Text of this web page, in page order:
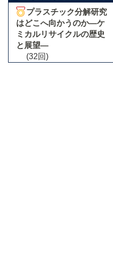
プラスチック分解研究
はどこへ向かうのか―ケ
ミカルリサイクルの歴史
と展望―
(32回)